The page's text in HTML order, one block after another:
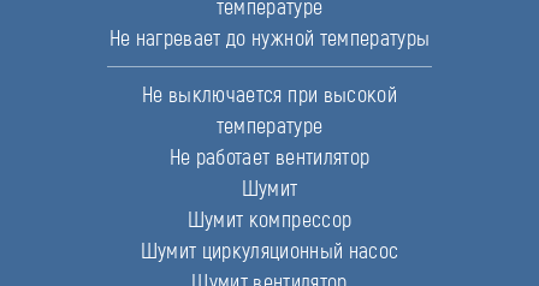
температуре
Не нагревает до нужной температуры
Не выключается при высокой
температуре
Не работает вентилятор
Шумит
Шумит компрессор
Шумит циркуляционный насос